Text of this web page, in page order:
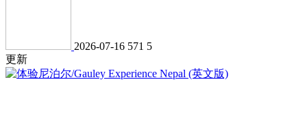
2026-07-16 571 5
更新